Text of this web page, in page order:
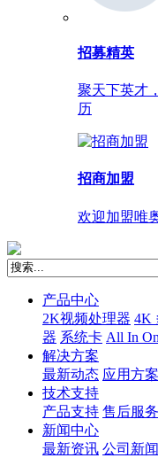
招募精英
聚天下英才
历
招商加盟
欢迎加盟唯
产品中心
2K视频处理器 4K
器 系统卡 All In
解决方案
最新动态 应用方案
技术支持
产品支持 售后服务
新闻中心
最新资讯 公司新闻